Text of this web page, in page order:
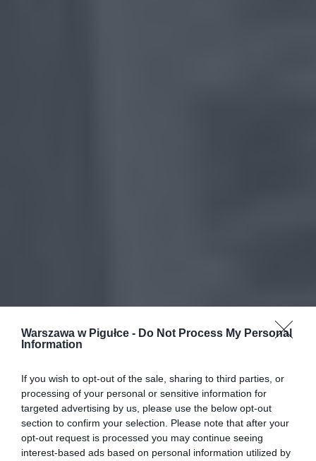
Warszawa w Pigułce - Do Not Process My Personal
Information
If you wish to opt-out of the sale, sharing to third parties, or
processing of your personal or sensitive information for
targeted advertising by us, please use the below opt-out
section to confirm your selection. Please note that after your
opt-out request is processed you may continue seeing
interest-based ads based on personal information utilized by